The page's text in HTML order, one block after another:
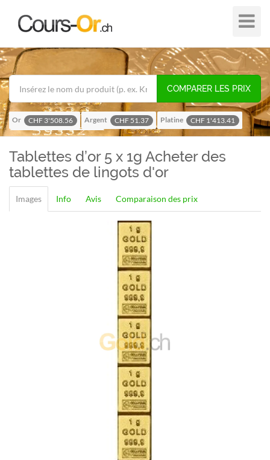
Plier
/
hors
de
COMPARER LES PRIX
Or CHF 3'508.56 Argent CHF 51.37 Platine
CHF 1'413.41
Palladium
CHF 1'116.58
Tablettes d’or 5 x 1g Acheter des
tablettes de lingots d'or
Images Info Avis Comparaison des prix